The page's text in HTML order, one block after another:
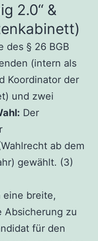
2.0“ &
des § 26 BGB
(intern als
Koordinator der
und zwei
Der
ab dem
gewählt. (3)
eine breite,
Absicherung zu
für den